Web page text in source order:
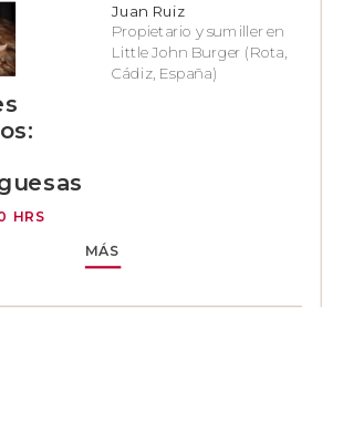
HRS
Juan Ruiz
Propietario y sumiller en
Little John Burger (Rota,
Cádiz, España)
MÁS